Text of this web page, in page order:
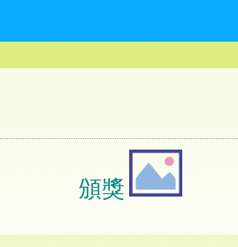
頒獎